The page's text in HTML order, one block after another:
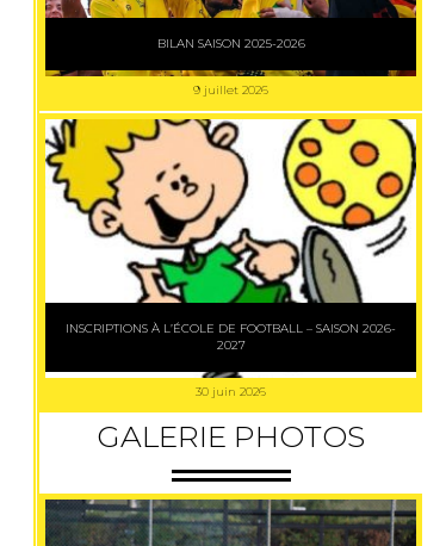
BILAN SAISON 2025-2026
9 juillet 2026
INSCRIPTIONS À L’ÉCOLE DE FOOTBALL – SAISON 2026-
2027
30 juin 2026
GALERIE PHOTOS